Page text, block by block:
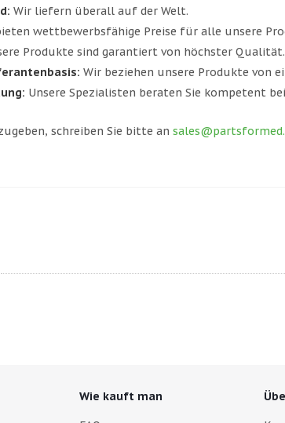
Wir liefern überall auf der Welt.
wettbewerbsfähige Preise für alle unsere
Produkte sind garantiert von höchster Qualität.
Wir beziehen unsere Produkte von
Unsere Spezialisten beraten Sie kompetent
schreiben Sie bitte an
Wie kauft man